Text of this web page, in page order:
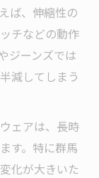
ば、伸縮性の
チなどの動作
ジーンズでは
減してしまう
ェアは、長時
す。特に群馬
化が大きいた